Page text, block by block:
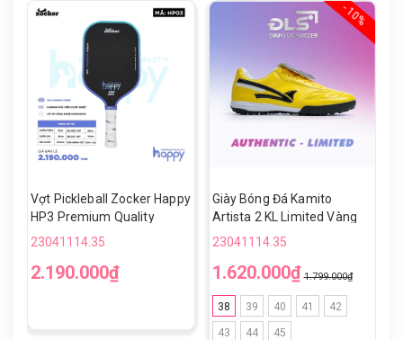
Vợt Pickleball Zocker Happy
HP3 Premium Quality
23041114.35
2.190.000₫
- 10%
Giày Bóng Đá Kamito
Artista 2 KL Limited Vàng
Đen TF
23041114.35
1.620.000₫ 1.799.000₫
38 39 40 41 42
43 44 45